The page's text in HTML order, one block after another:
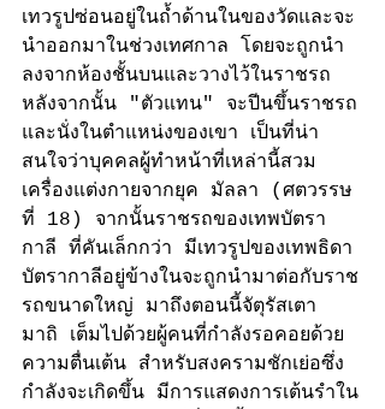
เทวรูปซ่อนอยู่ในถ้ำด้านในของวัดและจะ
นำออกมาในช่วงเทศกาล โดยจะถูกนำ
ลงจากห้องชั้นบนและวางไว้ในราชรถ
หลังจากนั้น "ตัวแทน" จะปีนขึ้นราชรถ
และนั่งในตำแหน่งของเขา เป็นที่น่า
สนใจว่าบุคคลผู้ทำหน้าที่เหล่านี้สวม
เครื่องแต่งกายจากยุค มัลลา (ศตวรรษ
ที่ 18) จากนั้นราชรถของเทพบัตรา
กาลี ที่คันเล็กกว่า มีเทวรูปของเทพธิดา
บัตรากาลีอยู่ข้างในจะถูกนำมาต่อกับราช
รถขนาดใหญ่ มาถึงตอนนี้จัตุรัสเตา
มาถิ เต็มไปด้วยผู้คนที่กำลังรอคอยด้วย
ความตื่นเต้น สำหรับสงครามชักเย่อซึ่ง
กำลังจะเกิดขึ้น มีการแสดงการเต้นรำใน